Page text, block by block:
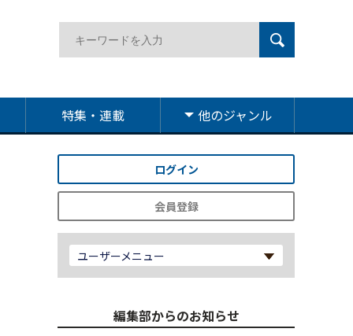
特集・連載 他のジャンル
ログイン
会員登録
ユーザーメニュー
編集部からのお知らせ